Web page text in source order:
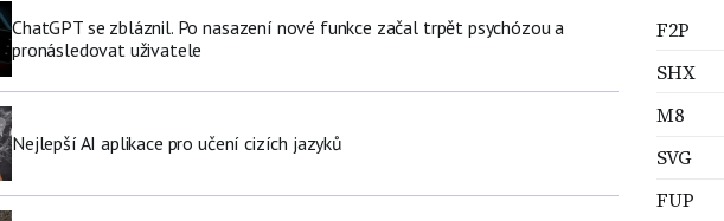
ChatGPT se zbláznil. Po nasazení nové funkce začal trpět psychózou a
pronásledovat uživatele
Nejlepší AI aplikace pro učení cizích jazyků
F2P
SHX
M8
SVG
FUP